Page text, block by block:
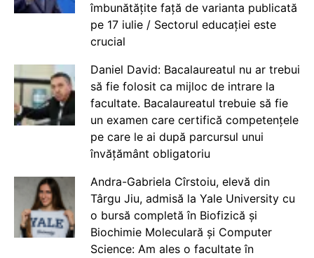
îmbunătățite față de varianta publicată
pe 17 iulie / Sectorul educației este
crucial
Daniel David: Bacalaureatul nu ar trebui
să fie folosit ca mijloc de intrare la
facultate. Bacalaureatul trebuie să fie
un examen care certifică competențele
pe care le ai după parcursul unui
învățământ obligatoriu
Andra-Gabriela Cîrstoiu, elevă din
Târgu Jiu, admisă la Yale University cu
o bursă completă în Biofizică și
Biochimie Moleculară și Computer
Science: Am ales o facultate în